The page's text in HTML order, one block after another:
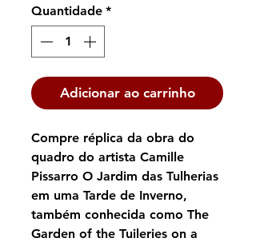
Quantidade *
Adicionar ao carrinho
Compre réplica da obra do
quadro do artista Camille
Pissarro O Jardim das Tulherias
em uma Tarde de Inverno,
também conhecida como The
Garden of the Tuileries on a